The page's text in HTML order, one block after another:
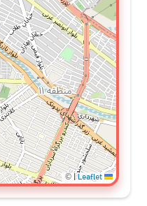
|
©